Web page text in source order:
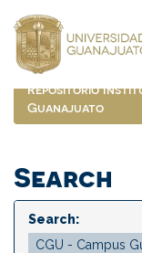
navigation
Repositorio
Guanajuato
Search
Search: